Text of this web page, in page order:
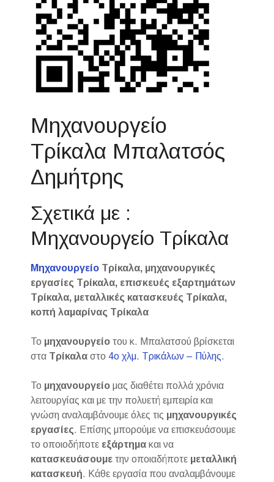
Μηχανουργείο
Τρίκαλα Μπαλατσός
Δημήτρης
Σχετικά με :
Μηχανουργείο Τρίκαλα
Μηχανουργείο Τρίκαλα, μηχανουργικές
εργασίες Τρίκαλα, επισκευές εξαρτημάτων
Τρίκαλα, μεταλλικές κατασκευές Τρίκαλα,
κοπή λαμαρίνας Τρίκαλα
Το μηχανουργείο του κ. Μπαλατσού βρίσκεται
στα Τρίκαλα στο 4ο χλμ. Τρικάλων – Πύλης.
Το μηχανουργείο μας διαθέτει πολλά χρόνια
λειτουργίας και με την πολυετή εμπειρία και
γνώση αναλαμβάνουμε όλες τις μηχανουργικές
εργασίες. Επίσης μπορούμε να επισκευάσουμε
το οποιοδήποτε εξάρτημα και να
κατασκευάσουμε την οποιαδήποτε μεταλλική
κατασκευή. Κάθε εργασία που αναλαμβάνουμε